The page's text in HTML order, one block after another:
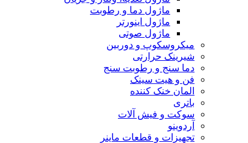
ماژول دما و رطوبت
ماژول اینورتر
ماژول صوتی
میکروسکوپ و دوربین
شیرینک حرارتی
دما سنج و رطوبت سنج
فن و هیت سینک
المان خنک کننده
باتری
سوکت و فیش آلات
آردوینو
تجهیزات و قطعات ماینر